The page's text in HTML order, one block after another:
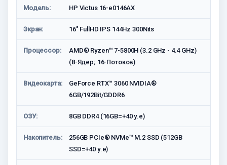
Модель: HP Victus 16-e0146AX
Экран: 16″ FullHD IPS 144Hz 300Nits
Процессор:
AMD® Ryzen™ 7-5800H (3.2 GHz - 4.4 GHz)
(8-Ядер; 16-Потоков)
Видеокарта:
GeForce RTX™ 3060 NVIDIA®
6GB/192Bit/GDDR6
ОЗУ: 8GB DDR4 (16GB=+40 у.е)
Накопитель:
256GB PCIe® NVMe™ M.2 SSD (512GB
SSD=+40 у.е)